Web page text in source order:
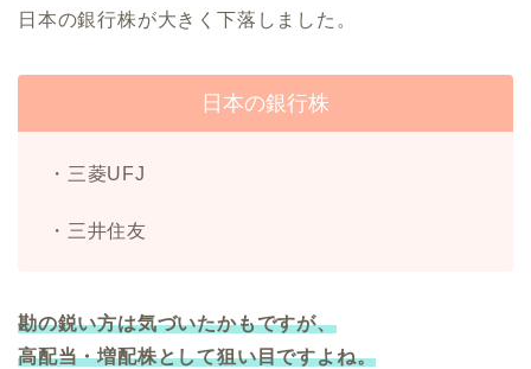
日本の銀行株が大きく下落しました。
日本の銀行株
・三菱UFJ
・三井住友
勘の鋭い方は気づいたかもですが、
高配当・増配株として狙い目ですよね。